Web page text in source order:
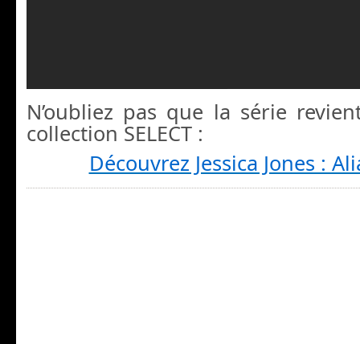
N’oubliez pas que la série
collection SELECT :
Découvrez Jessica Jones :